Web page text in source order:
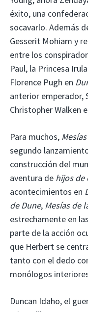
éxito, una
socavarlo. Además
Gesserit Mohiam y
entre los
Paul, la Princesa
Florence Pugh en
anterior emperador,
Christopher Walken
Para muchos,
segundo
construcción del
aventura de hijos de
acontecimientos en
de Dune, Mesías de
estrechamente en
parte de la acción
que Herbert se
tanto con el dedo
monólogos
Duncan Idaho, el